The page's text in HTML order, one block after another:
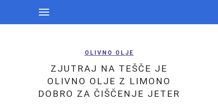
OLIVNO OLJE
ZJUTRAJ NA TEŠČE JE
OLIVNO OLJE Z LIMONO
DOBRO ZA ČIŠČENJE JETER